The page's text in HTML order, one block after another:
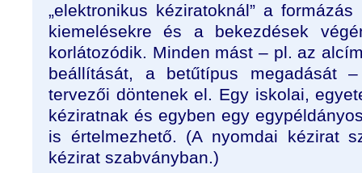
„elektronikus kéziratoknál” a
kiemelésekre és a bekezdések
korlátozódik. Minden mást – pl. az
beállítását, a betűtípus megadását
tervezői döntenek el. Egy iskolai,
kéziratnak és egyben egy
is értelmezhető. (A nyomdai kézirat
kézirat szabványban.)